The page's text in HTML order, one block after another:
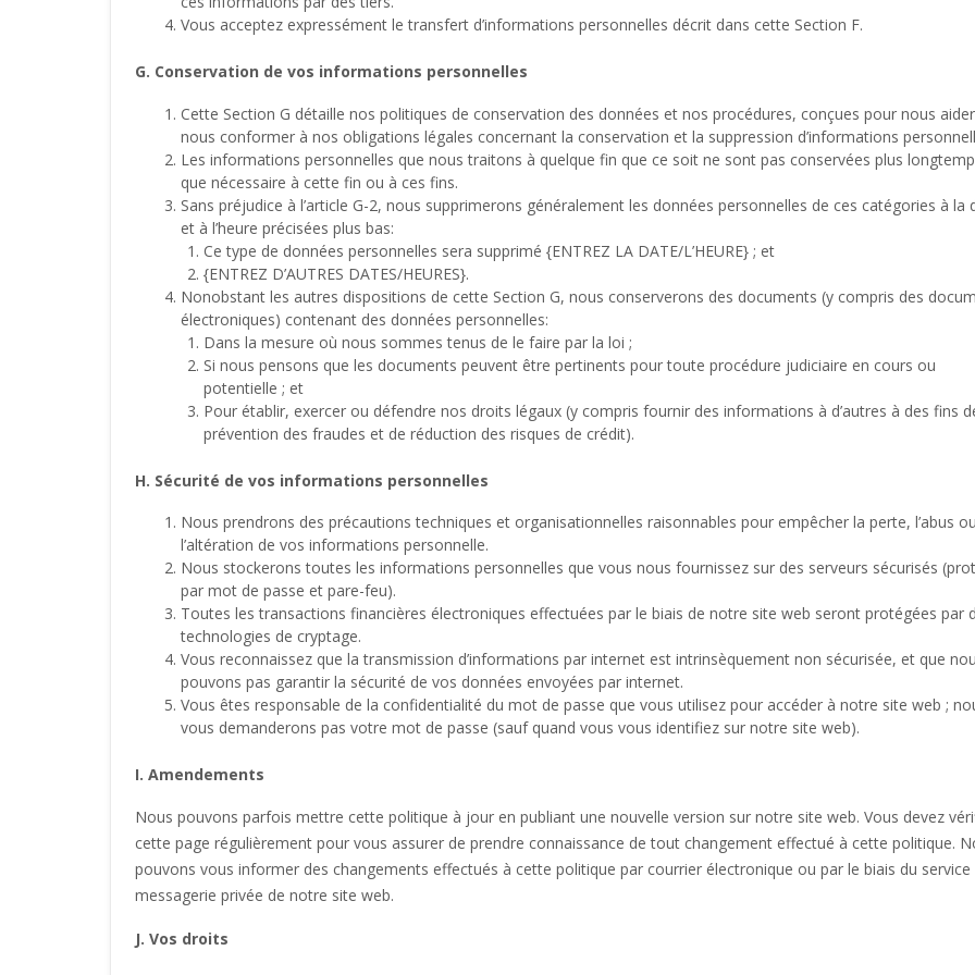
Vous acceptez expressément le transfert d’informations personnelles décrit dans cette Section F.
G. Conservation de vos informations personnelles
Cette Section G détaille nos politiques de conservation des données et nos procédures, conçues pour nous
nous conformer à nos obligations légales concernant la conservation et la suppression d’informations
Les informations personnelles que nous traitons à quelque fin que ce soit ne sont pas conservées plus
que nécessaire à cette fin ou à ces fins.
Sans préjudice à l’article G-2, nous supprimerons généralement les données personnelles de ces catégories à la
et à l’heure précisées plus bas:
Ce type de données personnelles sera supprimé {ENTREZ LA DATE/L’HEURE} ; et
{ENTREZ D’AUTRES DATES/HEURES}.
Nonobstant les autres dispositions de cette Section G, nous conserverons des documents (y compris des
électroniques) contenant des données personnelles:
Dans la mesure où nous sommes tenus de le faire par la loi ;
Si nous pensons que les documents peuvent être pertinents pour toute procédure judiciaire en cours ou
potentielle ; et
Pour établir, exercer ou défendre nos droits légaux (y compris fournir des informations à d’autres à des fins
prévention des fraudes et de réduction des risques de crédit).
H. Sécurité de vos informations personnelles
Nous prendrons des précautions techniques et organisationnelles raisonnables pour empêcher la perte, l’abus ou
l’altération de vos informations personnelle.
Nous stockerons toutes les informations personnelles que vous nous fournissez sur des serveurs sécurisés
par mot de passe et pare-feu).
Toutes les transactions financières électroniques effectuées par le biais de notre site web seront protégées par
technologies de cryptage.
Vous reconnaissez que la transmission d’informations par internet est intrinsèquement non sécurisée, et que
pouvons pas garantir la sécurité de vos données envoyées par internet.
Vous êtes responsable de la confidentialité du mot de passe que vous utilisez pour accéder à notre site web ;
vous demanderons pas votre mot de passe (sauf quand vous vous identifiez sur notre site web).
I. Amendements
Nous pouvons parfois mettre cette politique à jour en publiant une nouvelle version sur notre site web. Vous devez
cette page régulièrement pour vous assurer de prendre connaissance de tout changement effectué à cette politique.
pouvons vous informer des changements effectués à cette politique par courrier électronique ou par le biais du service
messagerie privée de notre site web.
J. Vos droits